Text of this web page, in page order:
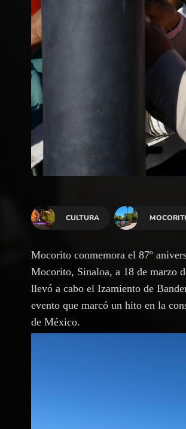
CULTURA
Mocorito conmemora el 87º
Mocorito, Sinaloa, a 18 de marzo
llevó a cabo el Izamiento de
evento que marcó un hito en la
de México.